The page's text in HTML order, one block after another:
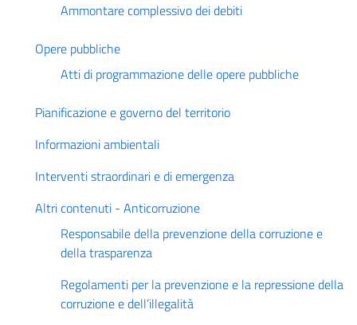
Ammontare complessivo dei debiti
Opere pubbliche
Atti di programmazione delle opere pubbliche
Pianificazione e governo del territorio
Informazioni ambientali
Interventi straordinari e di emergenza
Altri contenuti - Anticorruzione
Responsabile della prevenzione della corruzione e
della trasparenza
Regolamenti per la prevenzione e la repressione della
corruzione e dell’illegalità